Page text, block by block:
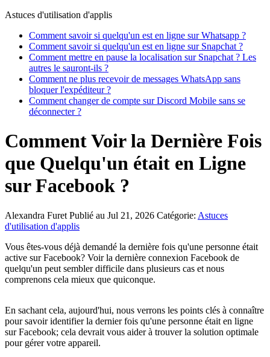
Astuces d'utilisation d'applis
Comment savoir si quelqu'un est en ligne sur Whatsapp ?
Comment savoir si quelqu'un est en ligne sur Snapchat ?
Comment mettre en pause la localisation sur Snapchat ? Les
autres le sauront-ils ?
Comment ne plus recevoir de messages WhatsApp sans
bloquer l'expéditeur ?
Comment changer de compte sur Discord Mobile sans se
déconnecter ?
Comment Voir la Dernière Fois
que Quelqu'un était en Ligne
sur Facebook ?
Alexandra Furet Publié au Jul 21, 2026 Catégorie: Astuces
d'utilisation d'applis
Vous êtes-vous déjà demandé la dernière fois qu'une personne était
active sur Facebook? Voir la dernière connexion Facebook de
quelqu'un peut sembler difficile dans plusieurs cas et nous
comprenons cela mieux que quiconque.
En sachant cela, aujourd'hui, nous verrons les points clés à connaître
pour savoir identifier la dernier fois qu'une personne était en ligne
sur Facebook; cela devrait vous aider à trouver la solution optimale
pour gérer votre appareil.